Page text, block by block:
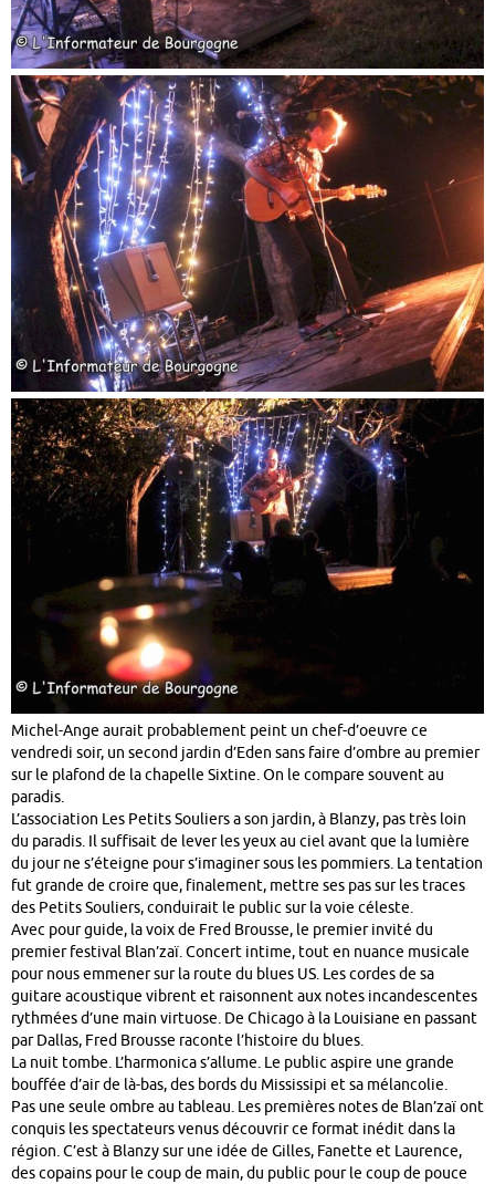
Michel-Ange aurait probablement peint un chef-d’oeuvre ce
vendredi soir, un second jardin d’Eden sans faire d’ombre au premier
sur le plafond de la chapelle Sixtine. On le compare souvent au
paradis.
L’association Les Petits Souliers a son jardin, à Blanzy, pas très loin
du paradis. Il suffisait de lever les yeux au ciel avant que la lumière
du jour ne s’éteigne pour s’imaginer sous les pommiers. La tentation
fut grande de croire que, finalement, mettre ses pas sur les traces
des Petits Souliers, conduirait le public sur la voie céleste.
Avec pour guide, la voix de Fred Brousse, le premier invité du
premier festival Blan’zaï. Concert intime, tout en nuance musicale
pour nous emmener sur la route du blues US. Les cordes de sa
guitare acoustique vibrent et raisonnent aux notes incandescentes
rythmées d’une main virtuose. De Chicago à la Louisiane en passant
par Dallas, Fred Brousse raconte l’histoire du blues.
La nuit tombe. L’harmonica s’allume. Le public aspire une grande
bouffée d’air de là-bas, des bords du Mississipi et sa mélancolie.
Pas une seule ombre au tableau. Les premières notes de Blan’zaï ont
conquis les spectateurs venus découvrir ce format inédit dans la
région. C’est à Blanzy sur une idée de Gilles, Fanette et Laurence,
des copains pour le coup de main, du public pour le coup de pouce